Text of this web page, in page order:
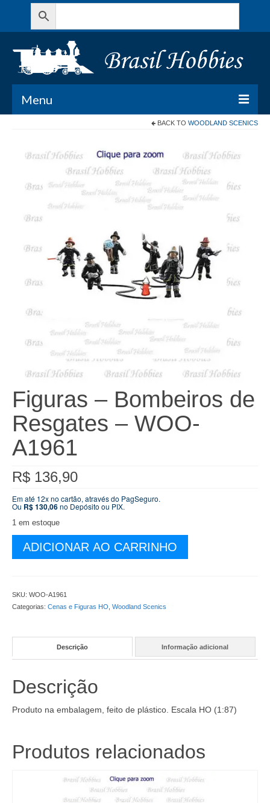
Menu
Meu Carrinho
Minha conta
Contato
BACK TO WOODLAND SCENICS
Figuras – Bombeiros de
Resgates – WOO-
A1961
R$ 136,90
Em até 12x no cartão, através do PagSeguro.
Ou R$130,06no Depósito ou PIX.
1 em estoque
Figuras
WOO-
quantidade
ADICIONAR AO CARRINHO
SKU: WOO-A1961
Categorias: Cenas e Figuras HO Woodland Scenics
Descrição Informação adicional
Descrição
Produto na embalagem, feito de plástico. Escala HO (1:87)
Produtos relacionados